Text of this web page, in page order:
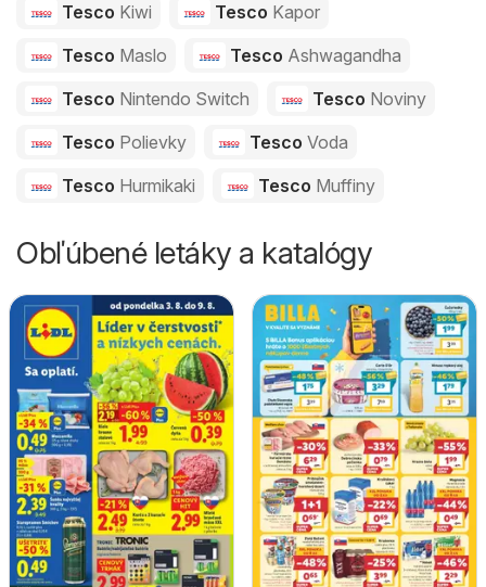
Tesco Kiwi Tesco Kapor
Tesco Maslo Tesco Ashwagandha
Tesco Nintendo Switch Tesco Noviny
Tesco Polievky Tesco Voda
Tesco Hurmikaki Tesco Muffiny
Obľúbené letáky a katalógy